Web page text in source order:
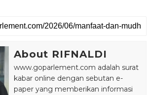
About RIFNALDI
www.goparlement.com adalah surat
kabar online dengan sebutan e-
paper yang memberikan informasi